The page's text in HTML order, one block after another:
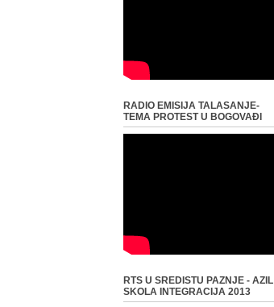
RADIO EMISIJA TALASANJE-
TEMA PROTEST U BOGOVAĐI
RTS U SREDISTU PAZNJE - AZIL
SKOLA INTEGRACIJA 2013